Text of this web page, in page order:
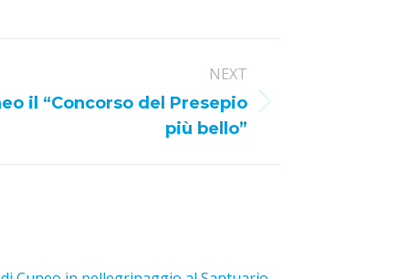
NEXT
il “Concorso del Presepio
più bello”